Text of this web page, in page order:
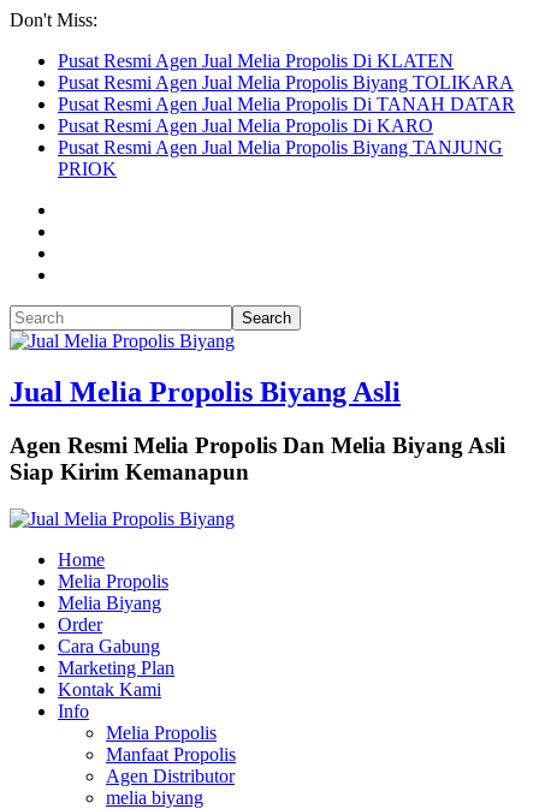
Don't Miss:
Pusat Resmi Agen Jual Melia Propolis Di KLATEN
Pusat Resmi Agen Jual Melia Propolis Biyang TOLIKARA
Pusat Resmi Agen Jual Melia Propolis Di TANAH DATAR
Pusat Resmi Agen Jual Melia Propolis Di KARO
Pusat Resmi Agen Jual Melia Propolis Biyang TANJUNG
PRIOK
Jual Melia Propolis Biyang Asli
Agen Resmi Melia Propolis Dan Melia Biyang Asli
Siap Kirim Kemanapun
Home
Melia Propolis
Melia Biyang
Order
Cara Gabung
Marketing Plan
Kontak Kami
Info
Melia Propolis
Manfaat Propolis
Agen Distributor
melia biyang